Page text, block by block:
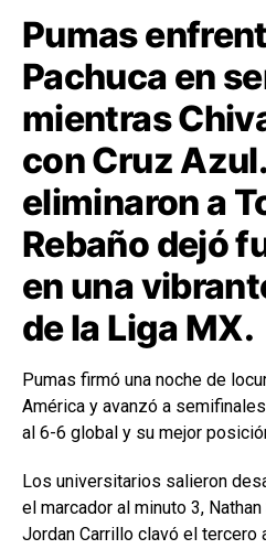
Pumas
Pachuca en
mientras
con Cruz
eliminaron a
Rebaño dejó
en una
de la Liga MX.
Pumas firmó una noche de
América y avanzó a
al 6-6 global y su mejor
Los universitarios salieron
el marcador al minuto 3,
Jordan Carrillo clavó el tercero